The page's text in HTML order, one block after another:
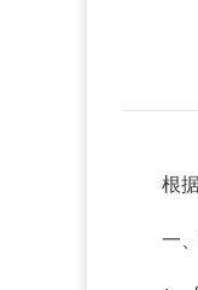
根
一